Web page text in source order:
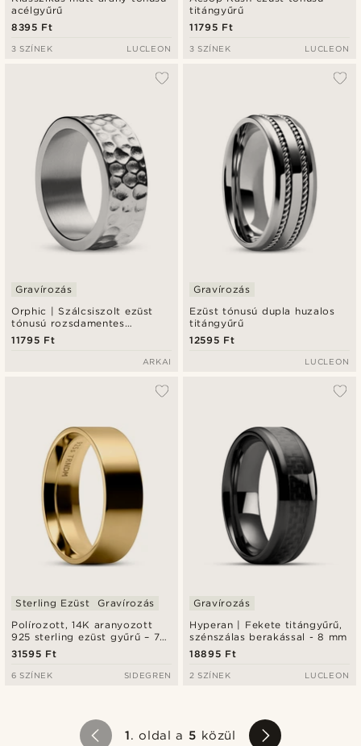
acélgyűrű
8395 Ft
3 SZÍNEK LUCLEON
titángyűrű
11795 Ft
3 SZÍNEK LUCLEON
Orphic | Szálcsiszolt ezüst
tónusú rozsdamentes
acélgyűrű, kalapált felülettel -
9 mm
Gravírozás
11795 Ft
ARKAI
Ezüst tónusú dupla huzalos
titángyűrű
Gravírozás
12595 Ft
LUCLEON
Polírozott, 14K aranyozott
925 sterling ezüst gyűrű – 7
mm
Sterling Ezüst Gravírozás
31595 Ft
6 SZÍNEK SIDEGREN
Hyperan | Fekete titángyűrű,
szénszálas berakással - 8 mm
Gravírozás
18895 Ft
2 SZÍNEK LUCLEON
1. oldal a 5 közül